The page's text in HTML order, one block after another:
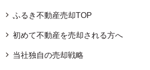
ふるき不動産売却TOP
初めて不動産を売却される方へ
当社独自の売却戦略